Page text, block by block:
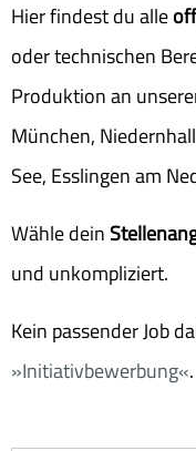
Hier findest du alle
oder technischen
Produktion an
München,
See, Esslingen am
Wähle dein
und unkompliziert.
Kein passender Job
Initiativbewerbung .